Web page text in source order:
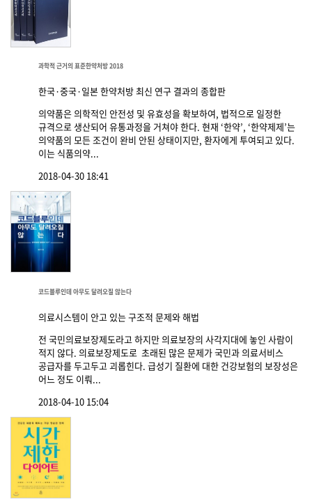
과학적 근거의 표준한약처방 2018
한국·중국·일본 한약처방 최신 연구 결과의 종합판
의약품은 의학적인 안전성 및 유효성을 확보하여, 법적으로 일정한
규격으로 생산되어 유통과정을 거쳐야 한다. 현재 ‘한약’, ‘한약제제’는
의약품의 모든 조건이 완비 안된 상태이지만, 환자에게 투여되고 있다.
이는 식품의약...
2018-04-30 18:41
코드블루인데 아무도 달려오질 않는다
의료시스템이 안고 있는 구조적 문제와 해법
전 국민의료보장제도라고 하지만 의료보장의 사각지대에 놓인 사람이
적지 않다. 의료보장제도로 초래된 많은 문제가 국민과 의료서비스
공급자를 두고두고 괴롭힌다. 급성기 질환에 대한 건강보험의 보장성은
어느 정도 이뤄...
2018-04-10 15:04